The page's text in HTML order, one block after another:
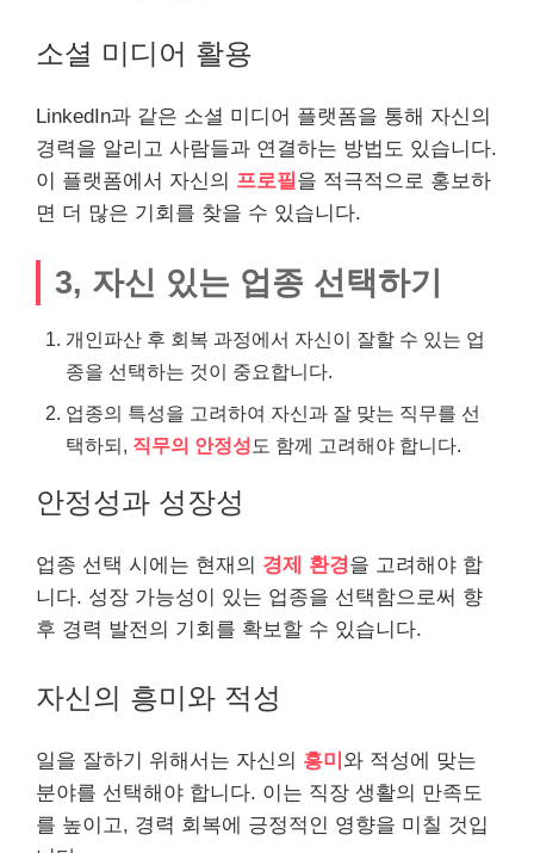
소셜 미디어 활용
LinkedIn과 같은 소셜 미디어 플랫폼을 통해 자신의
경력을 알리 고 사람들과 연결하는 방법도 있습니다.
이 플랫폼에서 자신의 프로필을 적극적으로 홍보하
면 더 많은 기회를 찾을 수 있습니다.
3, 자신 있는 업종 선택하기
개인파산 후 회복 과정에서 자신이 잘할 수 있는 업
종을 선택하는 것이 중요합니다.
업종의 특성을 고려하여 자신과 잘 맞는 직무를 선
택하되, 직무의 안정성 도 함께 고려해야 합니다.
안정성과 성장성
업종 선택 시에는 현재의 경제 환경을 고려해야 합
니다. 성장 가능성이 있는 업종을 선택함으로써 향
후 경력 발전의 기회를 확보할 수 있습니다.
자신의 흥미와 적성
일을 잘하기 위해서는 자신의 흥미 와 적성에 맞는
분야를 선택해야 합니다. 이는 직장 생활의 만족도
를 높이고, 경력 회복에 긍정적인 영향을 미칠 것입